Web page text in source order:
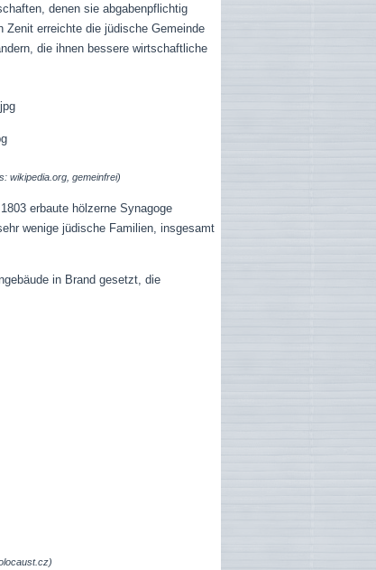
denen sie abgabenpflichtig
Zenit erreichte die jüdische Gemeinde
die ihnen bessere wirtschaftliche
wikipedia.org, gemeinfrei)
erbaute hölzerne Synagoge
wenige jüdische Familien, insgesamt
in Brand gesetzt, die